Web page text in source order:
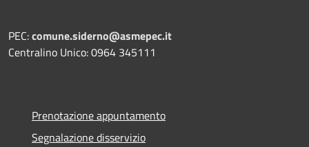
PEC:comune.siderno@asmepec.it
Centralino Unico: 0964 345111
Prenotazione appuntamento
Segnalazione disservizio